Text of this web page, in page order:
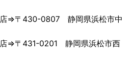
⇒〒430-0807 静岡県浜松市中
⇒〒431-0201 静岡県浜松市西